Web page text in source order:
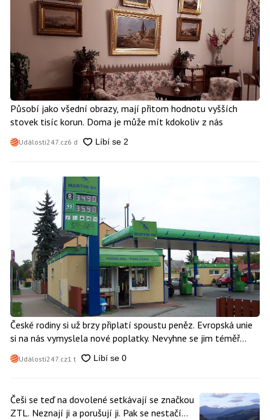
Působí jako všední obrazy, mají přitom hodnotu vyšších
stovek tisíc korun. Doma je může mít kdokoliv z nás
Události247.cz6 d
České rodiny si už brzy připlatí spoustu peněz. Evropská unie
si na nás vymyslela nové poplatky. Nevyhne se jim téměř
nikdo
Události247.cz1 t
Češi se teď na dovolené setkávají se značkou
ZTL. Neznají ji a porušují ji. Pak se nestačí